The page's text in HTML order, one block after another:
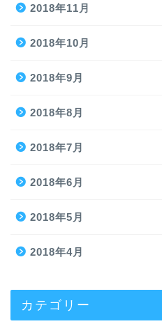
2018年11月
2018年10月
2018年9月
2018年8月
2018年7月
2018年6月
2018年5月
2018年4月
カテゴリー